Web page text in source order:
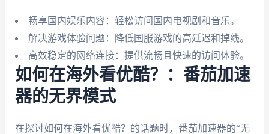
畅享国内娱乐内容：轻松访问国内电视剧和音乐。
解决游戏体验问题：降低国服游戏的高延迟和掉线。
高效稳定的网络连接：提供流畅且快速的访问体验。
如何在海外看优酷？：番茄加速
器的无界模式
在探讨如何在海外看优酷？的话题时，番茄加速器的“无